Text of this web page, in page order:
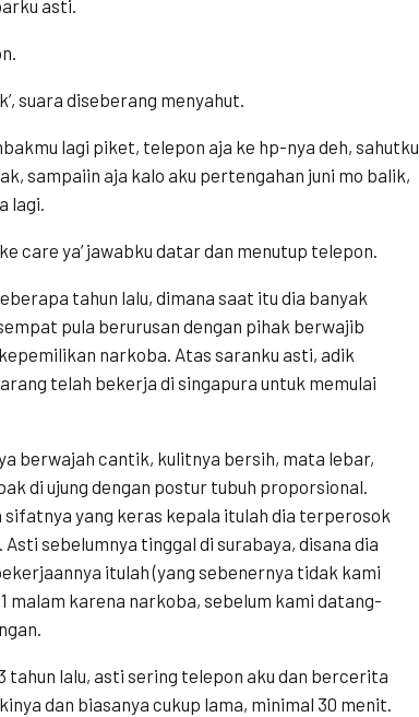
asti.
suara diseberang menyahut.
lagi piket, telepon aja ke hp-nya deh, sahutku
sampaiin aja kalo aku pertengahan juni mo balik,
lagi.
care ya’ jawabku datar dan menutup telepon.
tahun lalu, dimana saat itu dia banyak
pula berurusan dengan pihak berwajib
narkoba. Atas saranku asti, adik
telah bekerja di singapura untuk memulai
berwajah cantik, kulitnya bersih, mata lebar,
di ujung dengan postur tubuh proporsional.
sifatnya yang keras kepala itulah dia terperosok
sebelumnya tinggal di surabaya, disana dia
itulah (yang sebenernya tidak kami
malam karena narkoba, sebelum kami datang-
lalu, asti sering telepon aku dan bercerita
dan biasanya cukup lama, minimal 30 menit.